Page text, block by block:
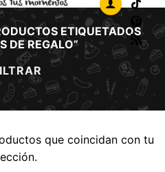
ETIQUETADOS
DE REGALO”
que coincidan con tu